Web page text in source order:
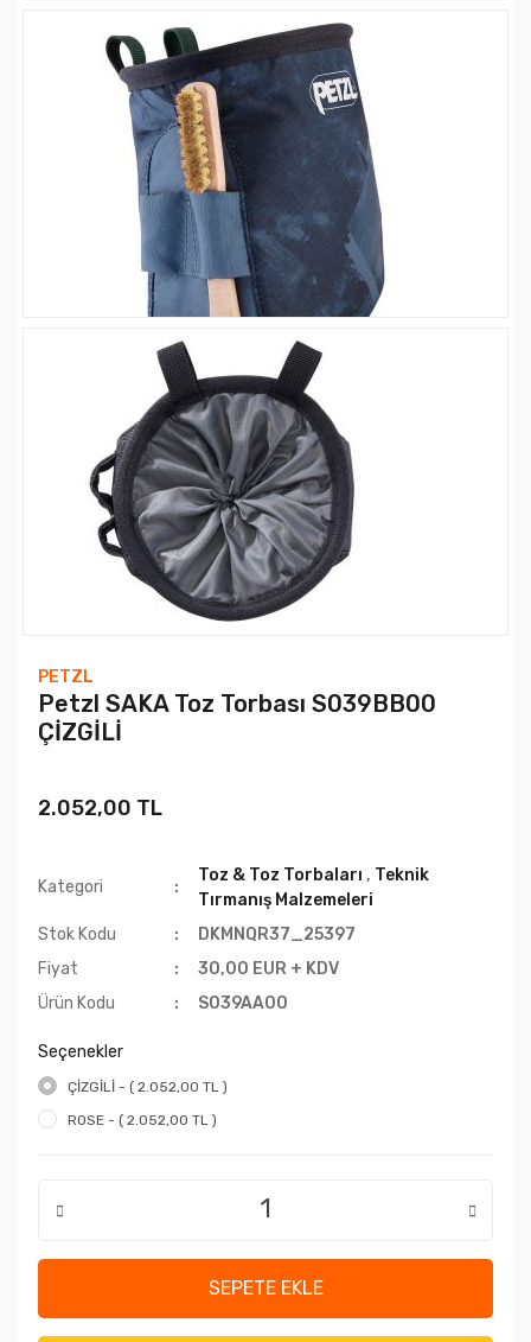
PETZL
Petzl SAKA Toz Torbası S039BB00
ÇİZGİLİ
2.052,00 TL
Kategori
Toz & Toz Torbaları , Teknik
Tırmanış Malzemeleri
Stok Kodu
DKMNQR37_25397
Fiyat
30,00 EUR + KDV
Ürün Kodu
S039AA00
Seçenekler
ÇİZGİLİ - ( 2.052,00 TL )
ROSE - ( 2.052,00 TL )
SEPETE EKLE